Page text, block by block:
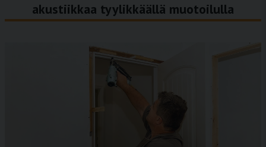
akustiikkaa tyylikkäällä muotoilulla